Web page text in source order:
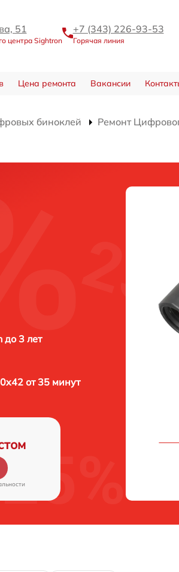
51
центра Sightron
+7 (343) 226-93-53
Горячая линия
Цена ремонта Вакансии
биноклей
Ремонт
до 3 лет
от 35 минут